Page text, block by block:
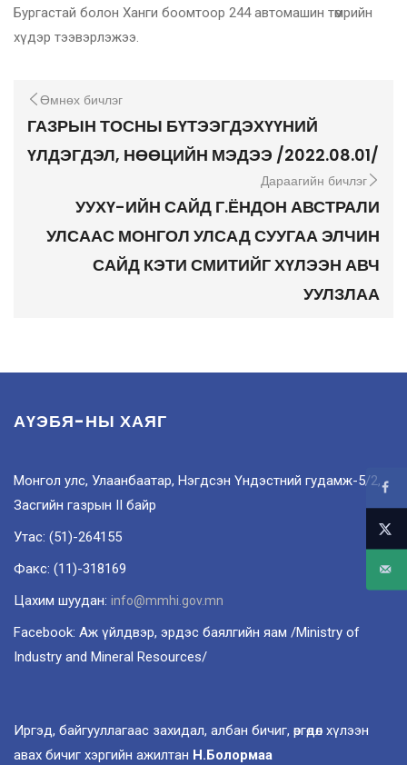
Бургастай болон Ханги боомтоор 244 автомашин төмрийн
хүдэр тээвэрлэжээ.
Өмнөх бичлэг
ГАЗРЫН ТОСНЫ БҮТЭЭГДЭХҮҮНИЙ
ҮЛДЭГДЭЛ, НӨӨЦИЙН МЭДЭЭ /2022.08.01/
Дараагийн бичлэг
УУХҮ-ИЙН САЙД Г.ЁНДОН АВСТРАЛИ
УЛСААС МОНГОЛ УЛСАД СУУГАА ЭЛЧИН
САЙД КЭТИ СМИТИЙГ ХҮЛЭЭН АВЧ
УУЛЗЛАА
АҮЭБЯ-НЫ ХАЯГ
Монгол улс, Улаанбаатар, Нэгдсэн Үндэстний гудамж-5/2,
Засгийн газрын II байр
Утас: (51)-264155
Факс: (11)-318169
Цахим шуудан: info@mmhi.gov.mn
Facebook: Аж үйлдвэр, эрдэс баялгийн яам /Ministry of
Industry and Mineral Resources/
Иргэд, байгууллагаас захидал, албан бичиг, өргөдөл хүлээн
авах бичиг хэргийн ажилтан Н.Болормаа